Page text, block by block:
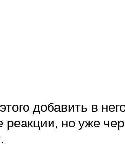
добавить в
но уже